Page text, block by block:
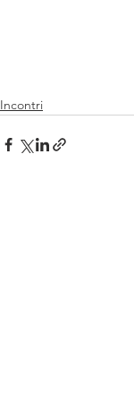
Incontri